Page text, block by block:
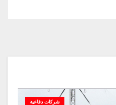
شركات دفاعية